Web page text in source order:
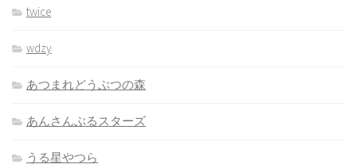
twice
wdzy
あつまれどうぶつの森
あんさんぶるスターズ
うる星やつら